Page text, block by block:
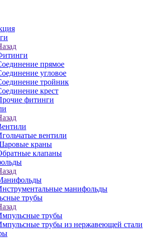
прямое
угловое
тройник
крест
фитинги
вентили
краны
клапаны
манифольды
трубы
трубы
трубы из нержавеющей стали